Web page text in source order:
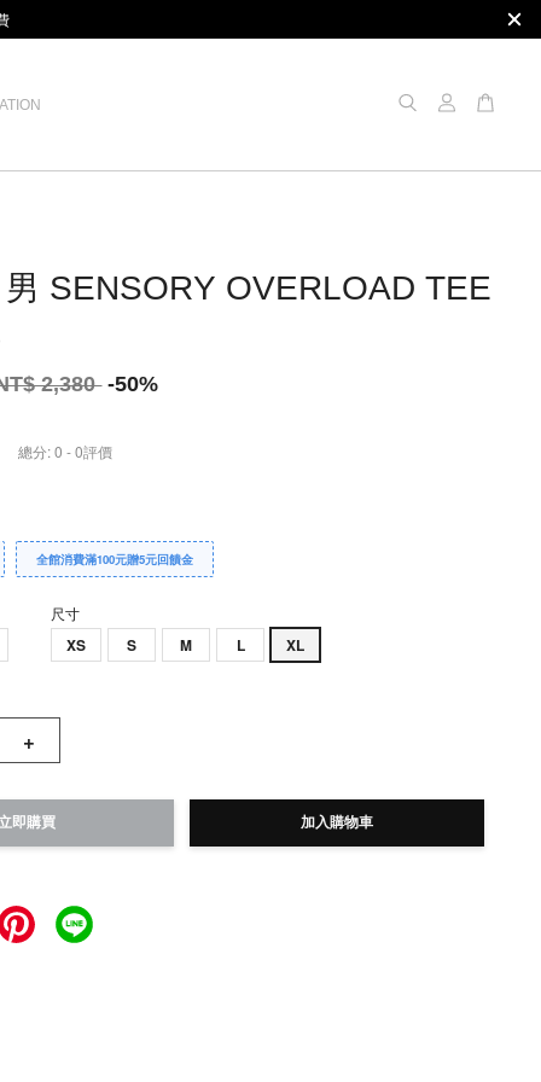
SENSORY OVERLOAD TEE
2,380 -50%
總分:0 -0評價
全館消費滿100元贈5元回饋金
尺寸
XS S M L XL
+
即購買 加入購物車